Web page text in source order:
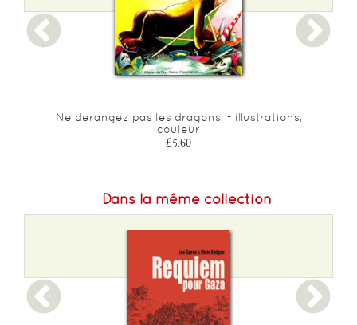
Ne derangez pas les dragons! - illustrations,
couleur
£5.60
Dans la même collection